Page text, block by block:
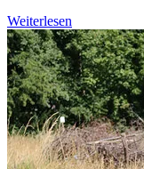
Weiterlesen